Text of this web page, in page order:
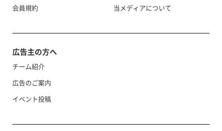
会員規約
当メディアについて
広告主の方へ
チーム紹介
広告のご案内
イベント投稿